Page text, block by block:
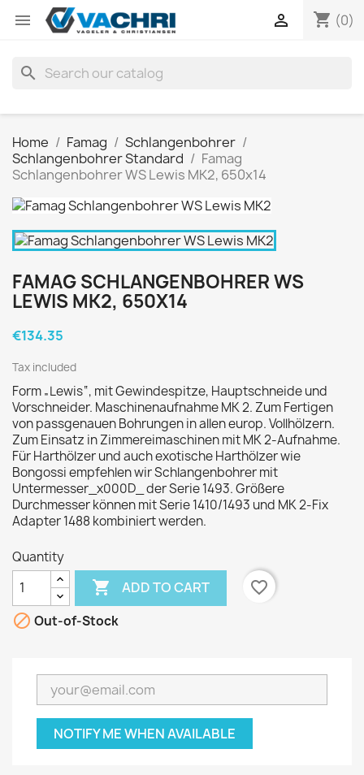
 shopping_cart (0)

search
Home Famag
Schlangenbohrer
Schlangenbohrer Standard
Famag
Schlangenbohrer WS Lewis MK2, 650x14
FAMAG SCHLANGENBOHRER WS
LEWIS MK2, 650X14
€134.35
Tax included
Form „Lewis“, mit Gewindespitze, Hauptschneide und
Vorschneider. Maschinenaufnahme MK 2. Zum Fertigen
von passgenauen Bohrungen in allen europ. Vollhölzern.
Zum Einsatz in Zimmereimaschinen mit MK 2-Aufnahme.
Für Harthölzer und auch exotische Harthölzer wie
Bongossi empfehlen wir Schlangenbohrer mit
Untermesser_x000D_ der Serie 1493. Größere
Durchmesser können mit Serie 1410/1493 und MK 2-Fix
Adapter 1488 kombiniert werden.
Quantity
 ADD TO CART
favorite_border
 Out-of-Stock
NOTIFY ME WHEN AVAILABLE